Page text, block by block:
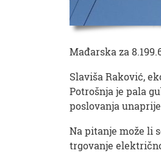
Mađarska za
Slaviša Raković,
Potrošnja je pala
poslovanja
Na pitanje može li
trgovanje